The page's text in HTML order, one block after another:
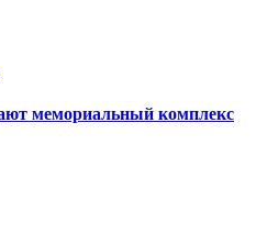
мемориальный комплекс